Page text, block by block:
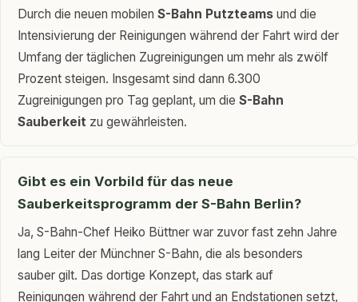
Durch die neuen mobilen S-Bahn Putzteamsund die
Intensivierung der Reinigungen während der Fahrt wird der
Umfang der täglichen Zugreinigungen um mehr als zwölf
Prozent steigen. Insgesamt sind dann 6.300
Zugreinigungen pro Tag geplant, um die S-Bahn
Sauberkeitzu gewährleisten.
Gibt es ein Vorbild für das neue
Sauberkeitsprogramm der S-Bahn Berlin?
Ja, S-Bahn-Chef Heiko Büttner war zuvor fast zehn Jahre
lang Leiter der Münchner S-Bahn, die als besonders
sauber gilt. Das dortige Konzept, das stark auf
Reinigungen während der Fahrt und an Endstationen setzt,